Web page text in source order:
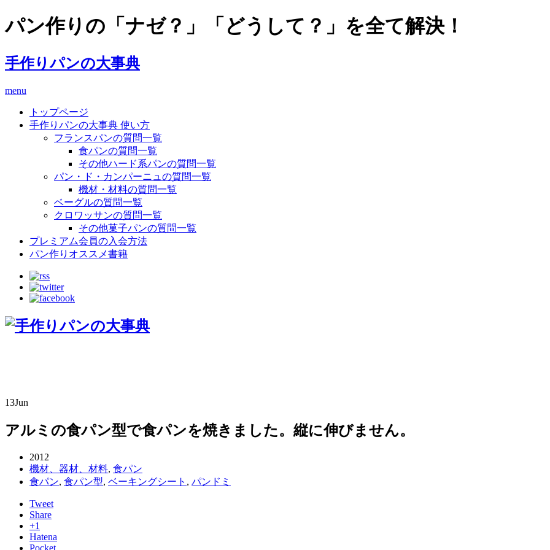
パン作りの「ナゼ？」「どうして？」を全て解決！
手作りパンの大事典
menu
トップページ
手作りパンの大事典 使い方
フランスパンの質問一覧
食パンの質問一覧
その他ハード系パンの質問一覧
パン・ド・カンパーニュの質問一覧
機材・材料の質問一覧
ベーグルの質問一覧
クロワッサンの質問一覧
その他菓子パンの質問一覧
プレミアム会員の入会方法
パン作りオススメ書籍
13Jun
アルミの食パン型で食パンを焼きました。縦に伸びません。
2012
機材、器材、材料, 食パン
食パン, 食パン型, ベーキングシート , パンドミ
Tweet
Share
+1
Hatena